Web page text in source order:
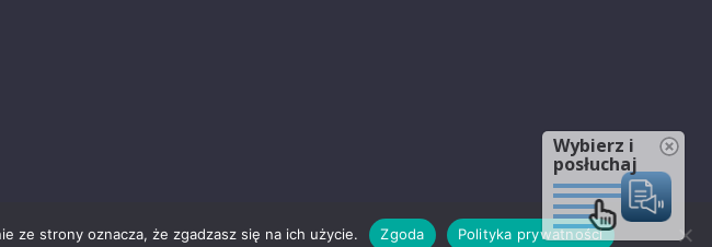
ze strony oznacza, że zgadzasz się na ich użycie. Zgoda Polityka prywatności
Wybierz i
posłuchaj